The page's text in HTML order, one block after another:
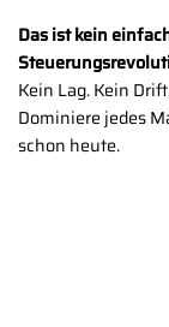
Das ist kein
Kein Lag. Kein
Dominiere jedes
schon heute.